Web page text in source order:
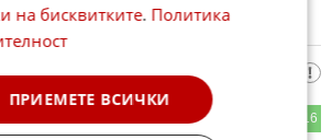
Говнокомандващия
16
на бисквитките. Политика
ПРИЕМЕТЕ ВСИЧКИ